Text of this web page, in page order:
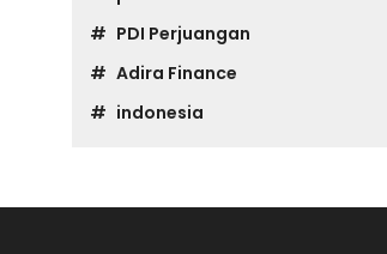
PDI Perjuangan
Adira Finance
indonesia